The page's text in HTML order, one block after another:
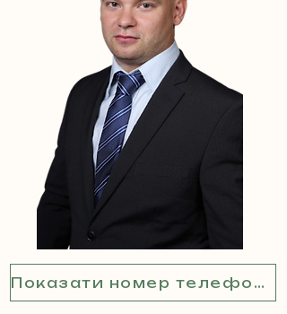
Показати номер телефону